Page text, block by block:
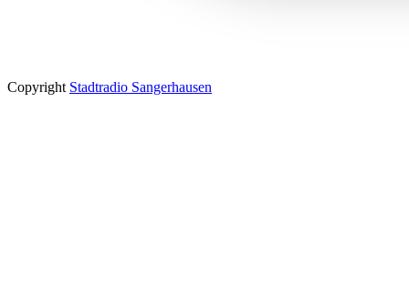
Copyright Stadtradio Sangerhausen